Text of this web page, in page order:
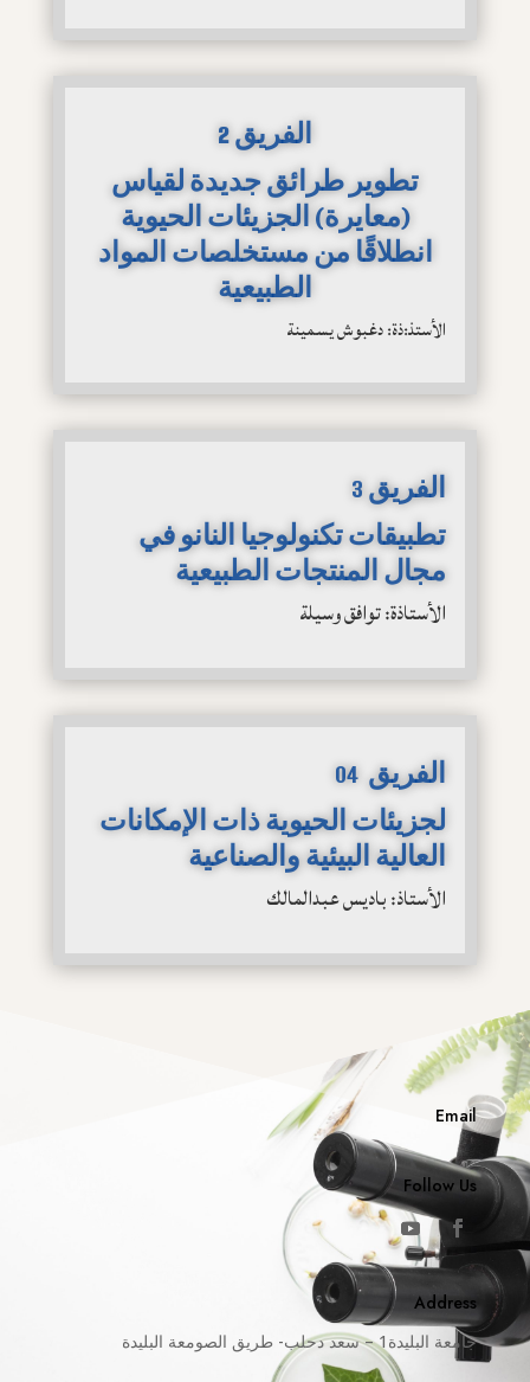
الفريق 2
تطوير طرائق جديدة لقياس
(معايرة) الجزيئات الحيوية
انطلاقًا من مستخلصات المواد
الطبيعية
الأستذ:ذة: دغبوش يسمينة
الفريق 3
تطبيقات تكنولوجيا النانو في
مجال المنتجات الطبيعية
الأستاذة: توافق وسيلة
الفريق 04
لجزيئات الحيوية ذات الإمكانات
العالية البيئية والصناعية
الأستاذ: باديس عبدالمالك
Email
Follow Us
Address
جامعة البليدة1 – سعد دحلب- طريق الصومعة البليدة